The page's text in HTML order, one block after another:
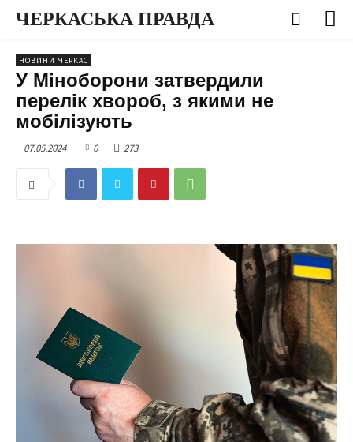
ЧЕРКАСЬКА ПРАВДА
НОВИНИ ЧЕРКАС
У Міноборони затвердили
перелік хвороб, з якими не
мобілізують
07.05.2024 0 273